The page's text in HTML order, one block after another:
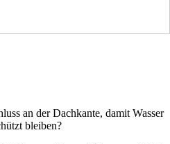
an der Dachkante, damit Wasser
bleiben?